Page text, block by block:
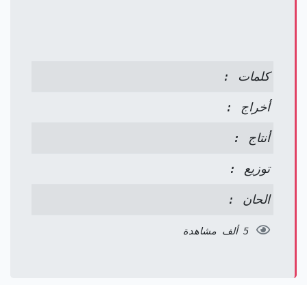
كلمات :
أخراج :
أنتاج :
توزيع :
الحان :
5 ألف مشاهدة